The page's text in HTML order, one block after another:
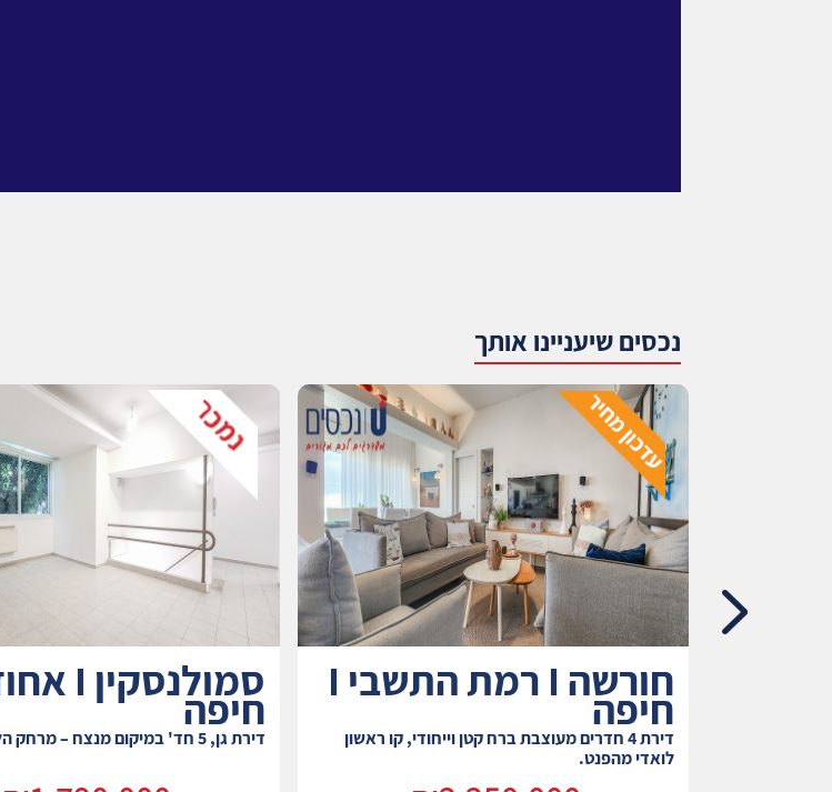
נכסים שיעניינו אותך
חורשה I רמת התשבי I
חיפה
דירת 4 חדרים מעוצבת ברח קטן וייחודי, קו ראשון
לואדי מהפנט.
חיפה
דירת גן, 5 חד' במיקום מנצח – מרחק הליכה מהכל !